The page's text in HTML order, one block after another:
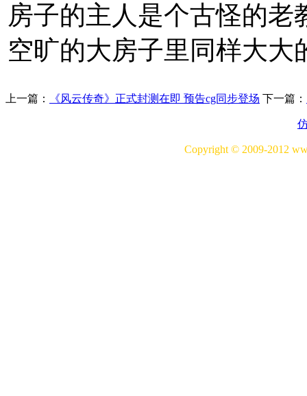
房子的主人是个古怪的
空旷的大房子里同样大
上一篇： 《风云传奇》正式封测在即 预告cg同步登场 下一篇：
Copyright © 2009-2012